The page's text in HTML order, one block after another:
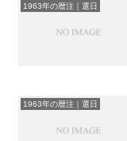
1963年の暦注｜選日
1963年の暦注｜選日